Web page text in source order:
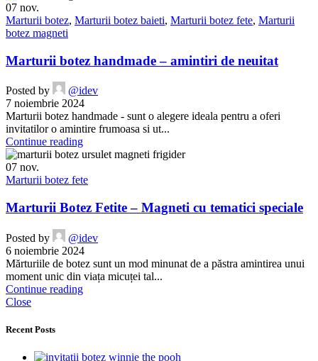
07 nov.
Marturii botez, Marturii botez baieti, Marturii botez fete, Marturii
botez magneti
Marturii botez handmade – amintiri de neuitat
Posted by
@idev
7 noiembrie 2024
Marturii botez handmade - sunt o alegere ideala pentru a oferi
invitatilor o amintire frumoasa si ut...
Continue reading
07 nov.
Marturii botez fete
Marturii Botez Fetite – Magneti cu tematici speciale
Posted by
@idev
6 noiembrie 2024
Mărturiile de botez sunt un mod minunat de a păstra amintirea unui
moment unic din viața micuței tal...
Continue reading
Close
Recent Posts